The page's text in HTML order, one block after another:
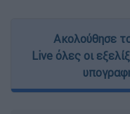
Ακολούθησε
Live όλες οι